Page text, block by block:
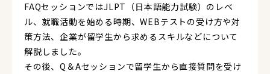
FAQセッションではJLPT（日本語能力試験）のレベ
ル、就職活動を始める時期、WEBテストの受け方や対
策方法、企業が留学生から求めるスキルなどについて
解説しました。
その後、Q＆Aセッションで留学生から直接質問を受け